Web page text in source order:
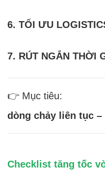
6. TỐI ƯU
7. RÚT NGẮN THỜI
👉 Mục tiêu:
dòng chảy liên tục
Checklist tăng tốc